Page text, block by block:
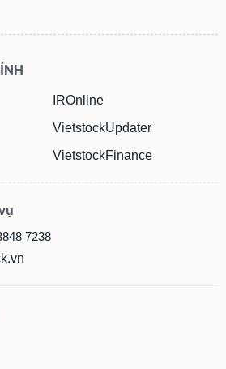
IROnline
VietstockUpdater
VietstockFinance
7238